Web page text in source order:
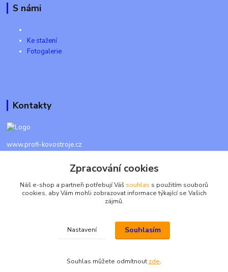
S námi
Ke stažení
Fotogalerie
Kontakty
www.profi-kovostroje.cz
+420 605 017 866
Každý den 8 - 20 hod - SMS kdykoliv
2026 © Profi-kovostroje.cz, všechna práva vyhrazena
Zpracování cookies
Náš e-shop a partneři potřebují Váš souhlas s použitím souborů
cookies, aby Vám mohli zobrazovat informace týkající se Vašich
zájmů.
Nastavení Souhlasím
Souhlas můžete odmítnout zde.